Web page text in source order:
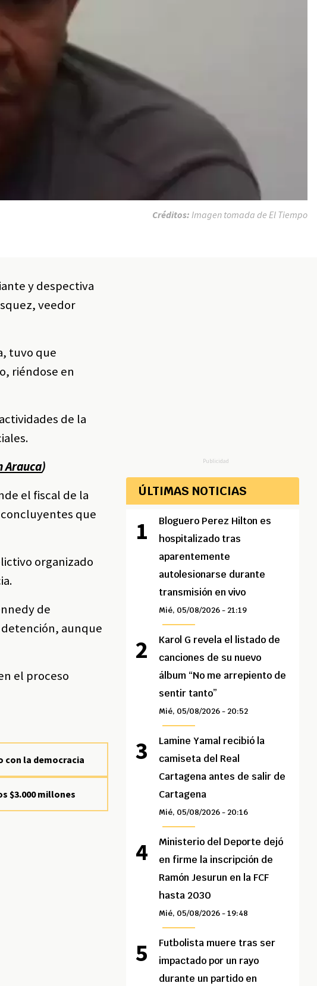
Créditos: Imagen tomada de El Tiempo
y despectiva
veedor
tuvo que
riéndose en
de la
Arauca)
el fiscal de la
que
organizado
de
aunque
el proceso
con la democracia
$3.000 millones
Publicidad
ÚLTIMAS NOTICIAS
Bloguero Perez Hilton es
hospitalizado tras
aparentemente
autolesionarse durante
transmisión en vivo
Mié, 05/08/2026 - 21:19
Karol G revela el listado de
canciones de su nuevo
álbum “No me arrepiento de
sentir tanto”
Mié, 05/08/2026 - 20:52
Lamine Yamal recibió la
camiseta del Real
Cartagena antes de salir de
Cartagena
Mié, 05/08/2026 - 20:16
Ministerio del Deporte dejó
en firme la inscripción de
Ramón Jesurun en la FCF
hasta 2030
Mié, 05/08/2026 - 19:48
Futbolista muere tras ser
impactado por un rayo
durante un partido en